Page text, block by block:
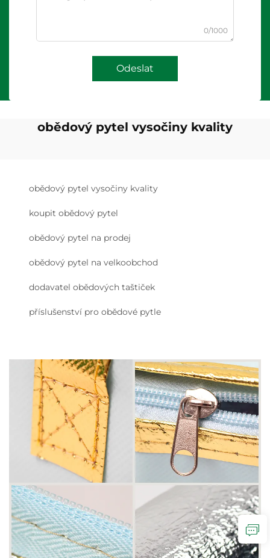
0/1000
Odeslat
obědový pytel vysočiny kvality
obědový pytel vysočiny kvality
koupit obědový pytel
obědový pytel na prodej
obědový pytel na velkoobchod
dodavatel obědových taštiček
příslušenství pro obědové pytle